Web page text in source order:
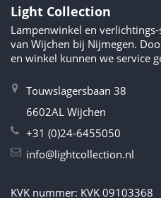
Light Collection
Lampenwinkel en
van Wijchen bij Nijmegen.
en winkel kunnen we service
Touwslagersbaan 38
6602AL Wijchen
+31 (0)24-6455050
info@lightcollection.nl
KVK nummer: KVK 09103368